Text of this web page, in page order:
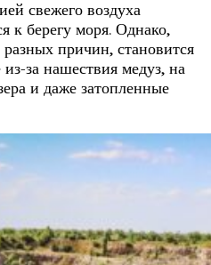
свежего воздуха
к берегу моря. Однако,
причин, становится
за нашествия медуз, на
и даже затопленные